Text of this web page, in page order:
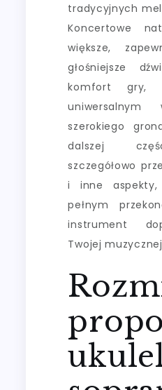
tradycyjnych
Koncertowe
większe,
głośniejsze
komfort
uniwersalnym
szerokiego
dalszej
szczegółowo
i inne
pełnym
instrument
Twojej